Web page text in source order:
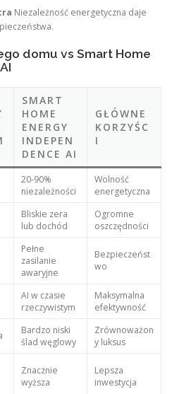
Niezależność energetyczna daje
domu vs Smart Home
SMART
HOME
ENERGY
INDEPEN
DENCE AI
GŁÓWNE
KORZYŚC
I
20-90%
niezależności
Wolność
energetyczna
Bliskie zera
lub dochód
Ogromne
oszczędności
Pełne
zasilanie
awaryjne
Bezpieczeńst
wo
AI w czasie
rzeczywistym
Maksymalna
efektywność
Bardzo niski
ślad węglowy
Zrównoważon
y luksus
Znacznie
wyższa
Lepsza
inwestycja